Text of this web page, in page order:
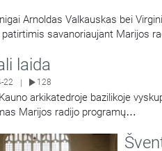
Arnoldas Valkauskas bei
savanoriaujant Marijos
laiku, ištekliais ir malda.
…
laida
22 | 128
arkikatedroje bazilikoje
Marijos radijo programų
kunigas Saulius Bužauskas.
šio Marijos radijo klausytojų